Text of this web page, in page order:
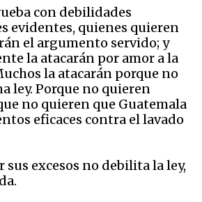
con debilidades
evidentes, quienes quieren
el argumento servido; y
la atacarán por amor a la
la atacarán porque no
ley. Porque no quieren
no quieren que Guatemala
eficaces contra el lavado
sus excesos no debilita la ley,